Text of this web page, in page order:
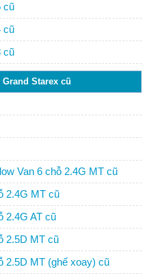
cũ
cũ
cũ
Starex cũ
Van 6 chỗ 2.4G MT cũ
2.4G MT cũ
2.4G AT cũ
2.5D MT cũ
2.5D MT (ghế xoay) cũ